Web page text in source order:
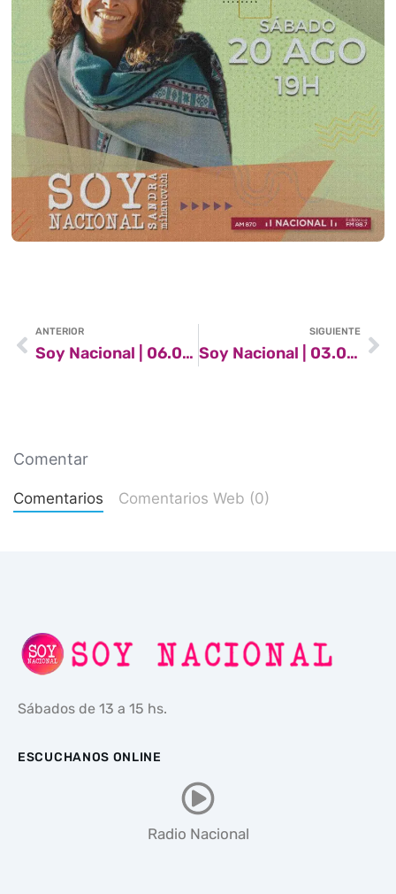
ANTERIOR
Soy Nacional | 06.08.2022
SIGUIENTE
Soy Nacional | 03.09.2022
Comentar
Comentarios Comentarios Web (0)
Sábados de 13 a 15 hs.
ESCUCHANOS ONLINE
Radio Nacional